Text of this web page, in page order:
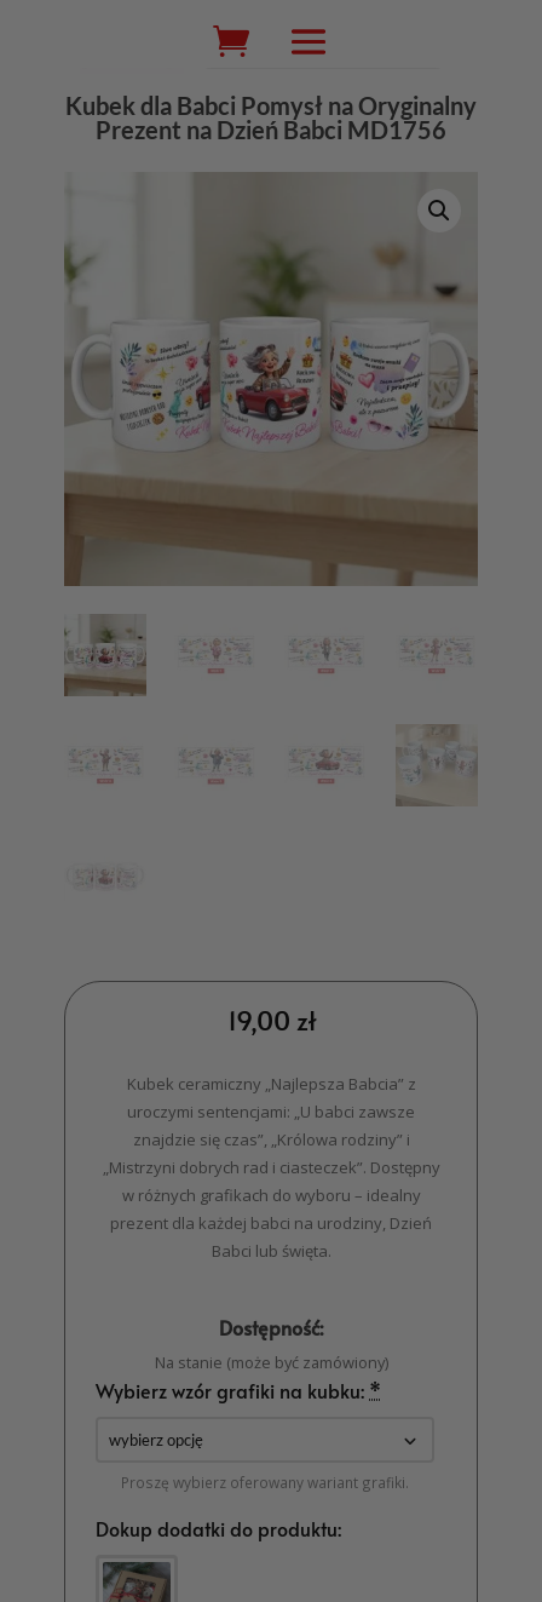
Wyszukiwarka
produktów
Kubek dla Babci Pomysł na Oryginalny
Prezent na Dzień Babci MD1756
19,00 zł
Kubek ceramiczny „Najlepsza Babcia” z
uroczymi sentencjami: „U babci zawsze
znajdzie się czas”, „Królowa rodziny” i
„Mistrzyni dobrych rad i ciasteczek”. Dostępny
w różnych grafikach do wyboru – idealny
prezent dla każdej babci na urodziny, Dzień
Babci lub święta.
Dostępność:
Na stanie (może być zamówiony)
Wybierz wzór grafiki na kubku: *
Proszę wybierz oferowany wariant grafiki.
Dokup dodatki do produktu: